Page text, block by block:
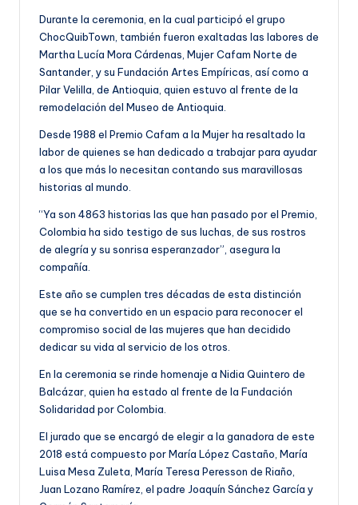
Durante la ceremonia, en la cual participó el grupo
ChocQuibTown, también fueron exaltadas las labores de
Martha Lucía Mora Cárdenas, Mujer Cafam Norte de
Santander, y su Fundación Artes Empíricas, así como a
Pilar Velilla, de Antioquia, quien estuvo al frente de la
remodelación del Museo de Antioquia.
Desde 1988 el Premio Cafam a la Mujer ha resaltado la
labor de quienes se han dedicado a trabajar para ayudar
a los que más lo necesitan contando sus maravillosas
historias al mundo.
“Ya son 4863 historias las que han pasado por el Premio,
Colombia ha sido testigo de sus luchas, de sus rostros
de alegría y su sonrisa esperanzador”, asegura la
compañía.
Este año se cumplen tres décadas de esta distinción
que se ha convertido en un espacio para reconocer el
compromiso social de las mujeres que han decidido
dedicar su vida al servicio de los otros.
En la ceremonia se rinde homenaje a Nidia Quintero de
Balcázar, quien ha estado al frente de la Fundación
Solidaridad por Colombia.
El jurado que se encargó de elegir a la ganadora de este
2018 está compuesto por María López Castaño, María
Luisa Mesa Zuleta, María Teresa Peresson de Riaño,
Juan Lozano Ramírez, el padre Joaquín Sánchez García y